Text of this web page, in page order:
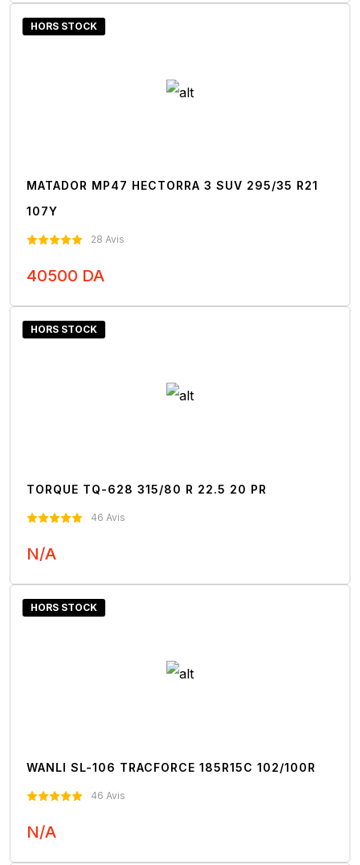
HORS STOCK
MATADOR MP47 HECTORRA 3 SUV 295/35 R21
107Y
28 Avis
40500 DA
HORS STOCK
TORQUE TQ-628 315/80 R 22.5 20 PR
46 Avis
N/A
HORS STOCK
WANLI SL-106 TRACFORCE 185R15C 102/100R
46 Avis
N/A